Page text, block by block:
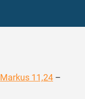
Markus 11,24 –